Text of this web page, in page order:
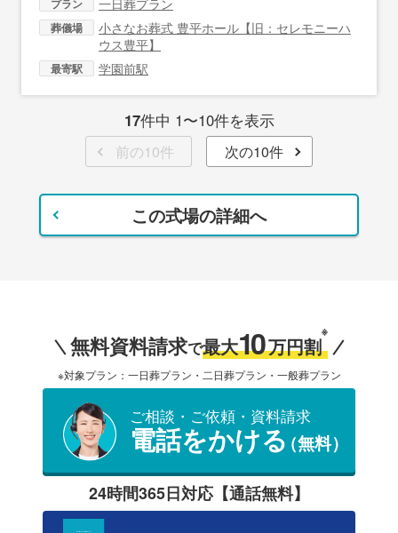
プラン 一日葬プラン
葬儀場
小さなお葬式 豊平ホール【旧：セレモニーハ
ウス豊平】
最寄駅 学園前駅
17件中 1〜10件を表示
前の10件 次の10件
この式場の詳細へ
無料資料請求で最大10万円割
※
※対象プラン：一日葬プラン・二日葬プラン・一般葬プラン
ご相談・ご依頼・資料請求
電話をかける（無料）
24時間365日対応【通話無料】